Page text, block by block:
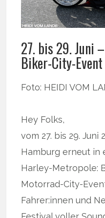
27. bis 29. Juni
Biker-City-
Foto: HEIDI VOM
Hey Folks,
vom 27. bis 29.
Hamburg erneut in
Harley-Metropole:
Motorrad-City-
Fahrer:innen und